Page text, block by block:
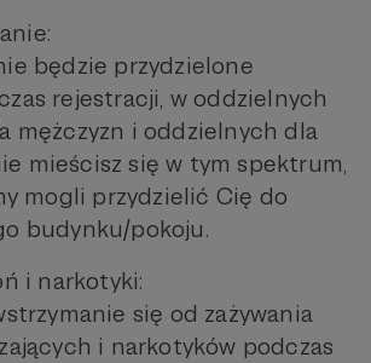
będzie przydzielone
rejestracji, w oddzielnych
mężczyzn i oddzielnych dla
mieścisz się w tym spektrum,
mogli przydzielić Cię do
budynku/pokoju.
i narkotyki:
się od zażywania
i narkotyków podczas